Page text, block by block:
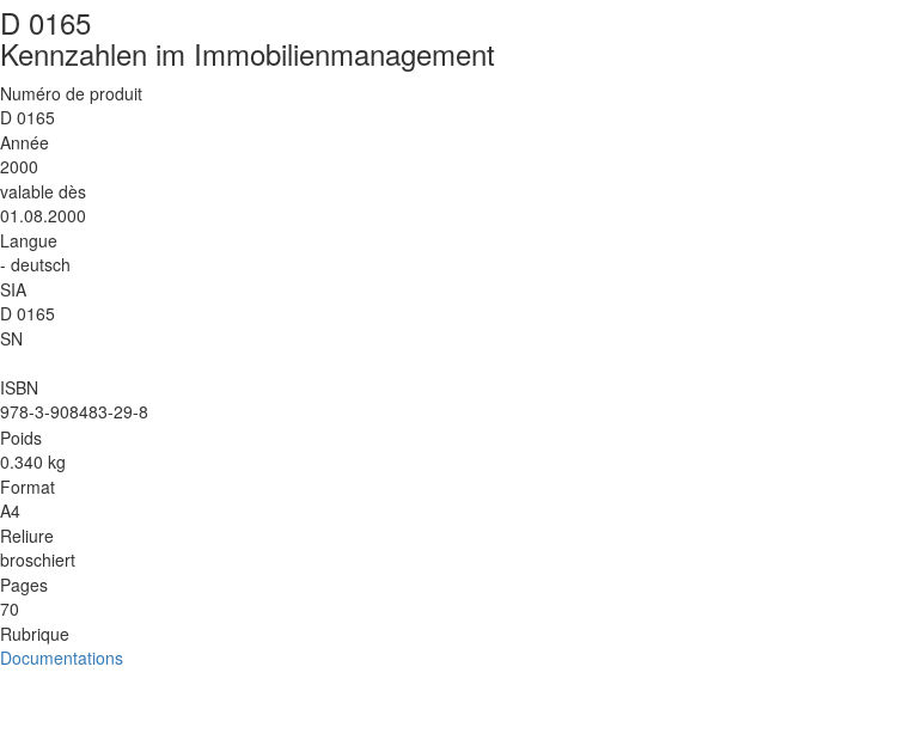
D 0165
Kennzahlen im Immobilienmanagement
Numéro de produit
D 0165
Année
2000
valable dès
01.08.2000
Langue
- deutsch
SIA
D 0165
SN
ISBN
978-3-908483-29-8
Poids
0.340 kg
Format
A4
Reliure
broschiert
Pages
70
Rubrique
Documentations